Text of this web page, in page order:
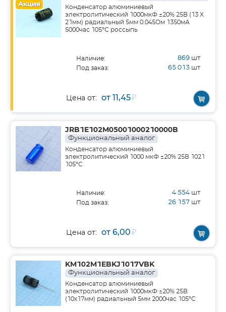
Акция
Конденсатор алюминиевый
электролитический 1000мкФ ±20% 25В (13 X
21мм) радиальный 5мм 0.045Ом 1350мА
5000час 105°С россыпь
Наличие: 869 шт
Под заказ: 65 013 шт
Цена от: от 11,45₽
JRB1E102M05001000210000B
Функциональный аналог
Конденсатор алюминиевый
электролитический 1000 мкФ ±20% 25В 1021
105°С
Наличие: 4 554 шт
Под заказ: 26 157 шт
Цена от: от 6,00₽
KM102M1EBKJ1017VBK
Функциональный аналог
Конденсатор алюминиевый
электролитический 1000мкФ ±20% 25В
(10х17мм) радиальный 5мм 2000час 105°C